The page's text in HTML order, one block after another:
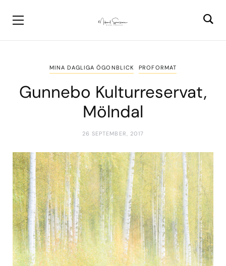
MINA DAGLIGA ÖGONBLICK PROFORMAT
Gunnebo Kulturreservat,
Mölndal
26 SEPTEMBER, 2017